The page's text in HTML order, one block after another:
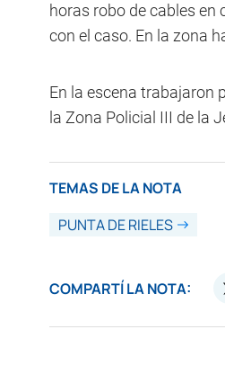
horas robo de cables en
con el caso. En la zona
En la escena trabajaron
la Zona Policial III de la
TEMAS DE LA NOTA
PUNTA DE RIELES
COMPARTÍ LA NOTA: